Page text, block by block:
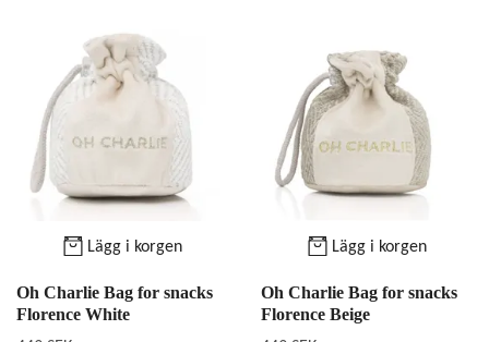
Lägg i korgen
Oh Charlie Bag for snacks
Florence White
Lägg i korgen
Oh Charlie Bag for snacks
Florence Beige